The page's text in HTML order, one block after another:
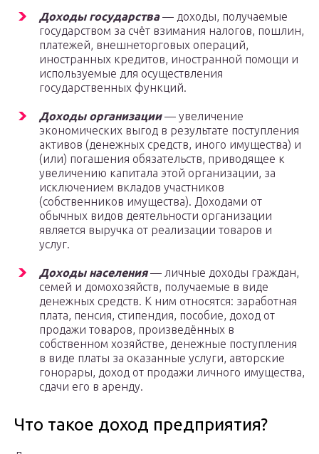
Доходы государства— доходы, получаемые
государством за счёт взимания налогов, пошлин,
платежей, внешнеторговых операций,
иностранных кредитов, иностранной помощи и
используемые для осуществления
государственных функций.
Доходы организации— увеличение
экономических выгод в результате поступления
активов (денежных средств, иного имущества) и
(или) погашения обязательств, приводящее к
увеличению капитала этой организации, за
исключением вкладов участников
(собственников имущества). Доходами от
обычных видов деятельности организации
является выручка от реализации товаров и
услуг.
Доходы населения— личные доходы граждан,
семей и домохозяйств, получаемые в виде
денежных средств. К ним относятся: заработная
плата, пенсия, стипендия, пособие, доход от
продажи товаров, произведённых в
собственном хозяйстве, денежные поступления
в виде платы за оказанные услуги, авторские
гонорары, доход от продажи личного имущества,
сдачи его в аренду.
Что такое доход предприятия?